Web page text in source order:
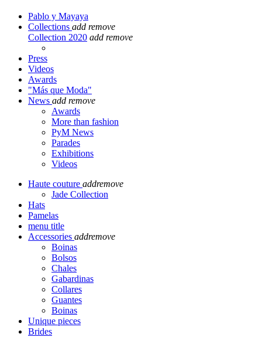
Pablo y Mayaya
Collections add remove
Collection 2020 add remove
Press
Videos
Awards
"Más que Moda"
News add remove
Awards
More than fashion
PyM News
Parades
Exhibitions
Videos
Haute couture addremove
Jade Collection
Hats
Pamelas
menu title
Accessories addremove
Boinas
Bolsos
Chales
Gabardinas
Collares
Guantes
Boinas
Unique pieces
Brides